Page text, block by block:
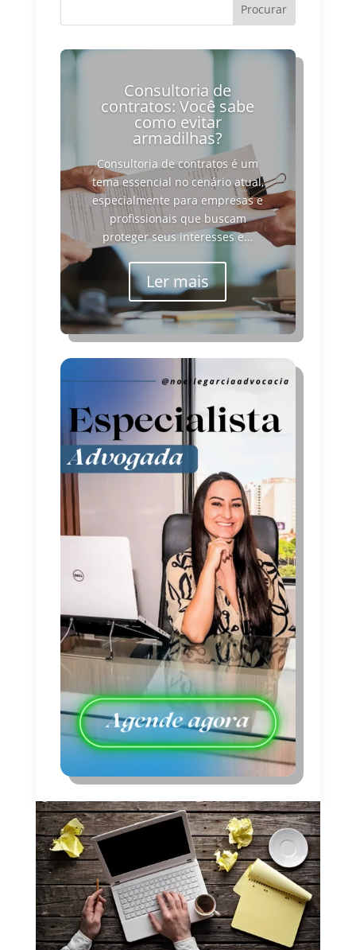
Consultoria de
contratos: Você sabe
como evitar
armadilhas?
Consultoria de contratos é um
tema essencial no cenário atual,
especialmente para empresas e
profissionais que buscam
proteger seus interesses e…
Ler mais